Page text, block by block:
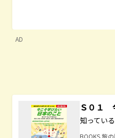
AD
Ｓ０１
知ってい
BOOKS 旅